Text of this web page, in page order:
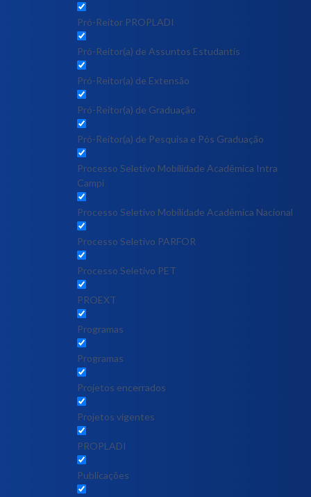
Pró-Reitor PROPLADI
Pró-Reitor(a) de Assuntos Estudantis
Pró-Reitor(a) de Extensão
Pró-Reitor(a) de Graduação
Pró-Reitor(a) de Pesquisa e Pós Graduação
Processo Seletivo Mobilidade Acadêmica Intra
Campi
Processo Seletivo Mobilidade Acadêmica Nacional
Processo Seletivo PARFOR
Processo Seletivo PET
PROEXT
Programas
Programas
Projetos encerrados
Projetos vigentes
PROPLADI
Publicações